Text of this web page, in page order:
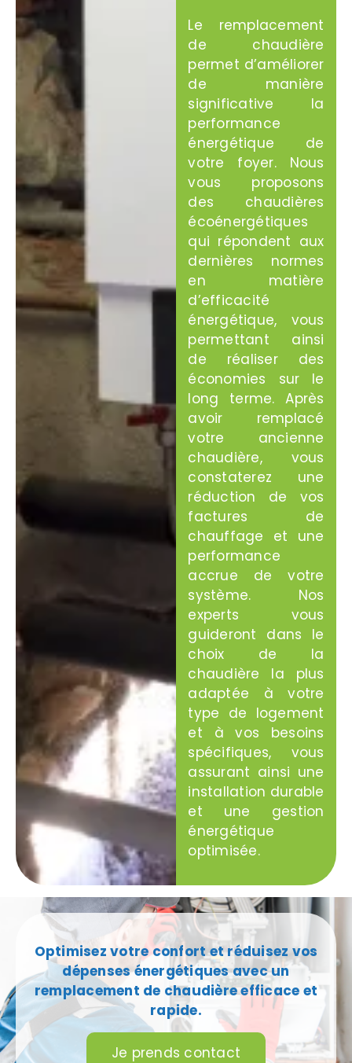
Le remplacement
de chaudière
permet d’améliorer
de manière
significative la
performance
énergétique de
votre foyer. Nous
vous proposons
des chaudières
écoénergétiques
qui répondent aux
dernières normes
en matière
d’efficacité
énergétique, vous
permettant ainsi
de réaliser des
économies sur le
long terme. Après
avoir remplacé
votre ancienne
chaudière, vous
constaterez une
réduction de vos
factures de
chauffage et une
performance
accrue de votre
système. Nos
experts vous
guideront dans le
choix de la
chaudière la plus
adaptée à votre
type de logement
et à vos besoins
spécifiques, vous
assurant ainsi une
installation durable
et une gestion
énergétique
optimisée.
Optimisez votre confort et réduisez vos
dépenses énergétiques avec un
remplacement de chaudière efficace et
rapide.
Je prends contact